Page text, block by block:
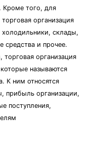
Кроме того, для
организация
склады,
средства и прочее.
организация
называются
К ним относятся
прибыль организации,
поступления,